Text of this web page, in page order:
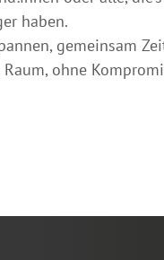
haben.
gemeinsam
ohne